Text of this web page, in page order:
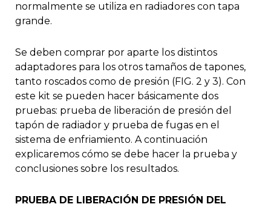
normalmente se utiliza en radiadores con tapa
grande.
Se deben comprar por aparte los distintos
adaptadores para los otros tamaños de tapones,
tanto roscados como de presión (FIG. 2 y 3). Con
este kit se pueden hacer básicamente dos
pruebas: prueba de liberación de presión del
tapón de radiador y prueba de fugas en el
sistema de enfriamiento. A continuación
explicaremos cómo se debe hacer la prueba y
conclusiones sobre los resultados.
PRUEBA DE LIBERACIÓN DE PRESIÓN DEL